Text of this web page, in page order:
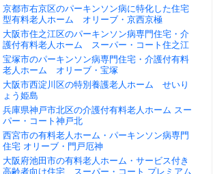
京都市右京区のパーキンソン病に特化した住宅
型有料老人ホーム オリーブ・京西京極
大阪市住之江区のパーキンソン病専門住宅・介
護付有料老人ホーム スーパー・コート住之江
宝塚市のパーキンソン病専門住宅・介護付有料
老人ホーム オリーブ・宝塚
大阪市西淀川区の特別養護老人ホーム せいり
ょう姫島
兵庫県神戸市北区の介護付有料老人ホーム スー
パー・コート神戸北
西宮市の有料老人ホーム・パーキンソン病専門
住宅 オリーブ・門戸厄神
大阪府池田市の有料老人ホーム・サービス付き
高齢者向け住宅 スーパー・コート プレミアム